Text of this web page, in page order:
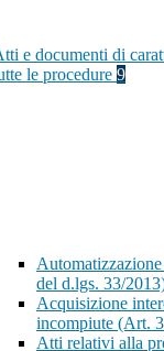
e documenti di
le procedure 9
del d.lgs. 33/
Acquisizione
incompiute (Art.
Atti relativi alla